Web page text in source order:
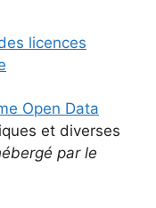
licences
Open Data
et diverses
par le